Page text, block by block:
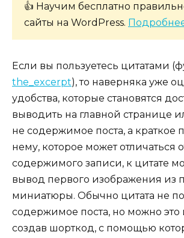
👍 Научим бесплатно
сайты на WordPress.
Если вы пользуетесь цитатами
the_excerpt), то наверняка уже
удобства, которые становятся
выводить на главной странице
не содержимое поста, а краткое
нему, которое может отличаться
содержимого записи, к цитате
вывод первого изображения из
миниатюры. Обычно цитата не
содержимое поста, но можно это
создав шорткод, с помощью